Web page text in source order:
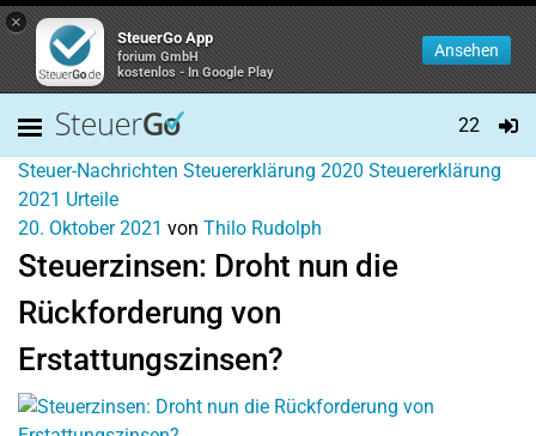
×
SteuerGo App
forium GmbH
kostenlos - In Google Play
Ansehen
22
Steuer-Nachrichten Steuererklärung 2020 Steuererklärung
2021 Urteile
20. Oktober 2021 von Thilo Rudolph
Steuerzinsen: Droht nun die
Rückforderung von
Erstattungszinsen?